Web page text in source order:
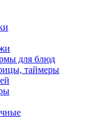
для блюд
таймеры